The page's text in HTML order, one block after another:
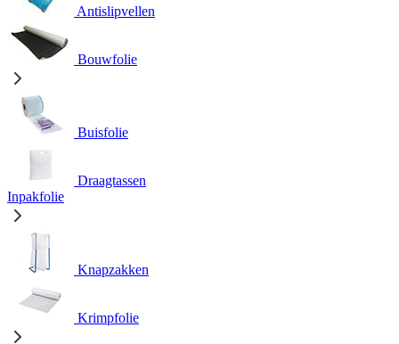
Antislipvellen
Bouwfolie
Buisfolie
Draagtassen
Inpakfolie
Knapzakken
Krimpfolie